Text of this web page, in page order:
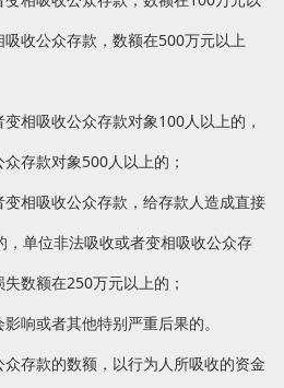
吸收公众存款，数额在500万元以上
吸收公众存款对象100人以上的，
存款对象500人以上的；
相吸收公众存款，给存款人造成直接
单位非法吸收或者变相吸收公众存
数额在250万元以上的；
或者其他特别严重后果的。
存款的数额，以行为人所吸收的资金